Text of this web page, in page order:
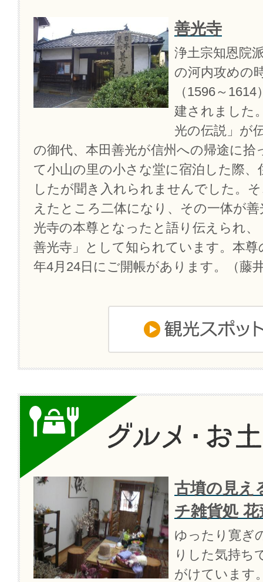
善光寺
浄土宗知恩院
の河内攻めの
（1596～
建されました
光の伝説」が
の御代、本田善光が信州への帰途に拾
て小山の里の小さな堂に宿泊した際
したが聞き入れられませんでした。
えたところ二体になり、その一体が
光寺の本尊となったと語り伝えられ
善光寺」として知られています。本
年4月24日にご開帳があります。（藤
古墳の見
チ雑貨処 花
ゆったり寛ぎ
りした気持ち
がけています